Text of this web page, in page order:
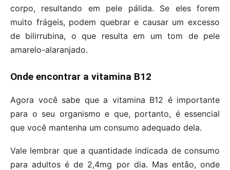
corpo, resultando em pele pálida. Se eles forem
muito frágeis, podem quebrar e causar um excesso
de bilirrubina, o que resulta em um tom de pele
amarelo-alaranjado.
Onde encontrar a vitamina B12
Agora você sabe que a vitamina B12 é importante
para o seu organismo e que, portanto, é essencial
que você mantenha um consumo adequado dela.
Vale lembrar que a quantidade indicada de consumo
para adultos é de 2,4mg por dia. Mas então, onde